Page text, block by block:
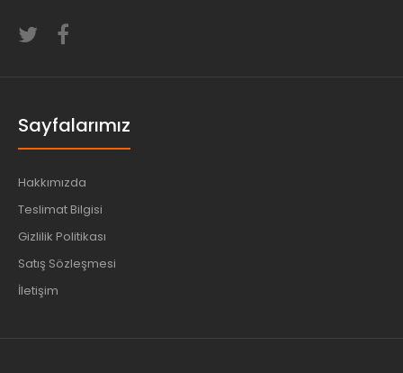
Sayfalarımız
Hakkımızda
Teslimat Bilgisi
Gizlilik Politikası
Satış Sözleşmesi
İletişim